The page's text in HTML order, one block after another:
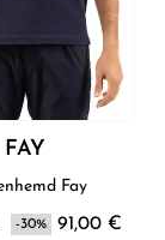
FAY
Herrenhemd Fay
-30% 91,00 €